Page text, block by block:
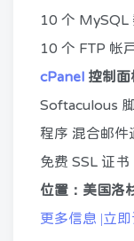
10 个 MySQL
10 个 FTP 帐
cPanel 控制面
Softaculous
程序 混合邮
免费 SSL 证书
位置：美国洛
更多信息 |立即